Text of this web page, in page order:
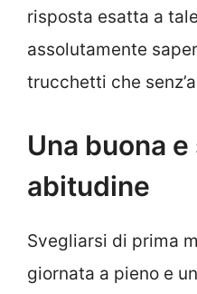
risposta esatta a
assolutamente
trucchetti che
Una buona e
abitudine
Svegliarsi di prima
giornata a pieno e